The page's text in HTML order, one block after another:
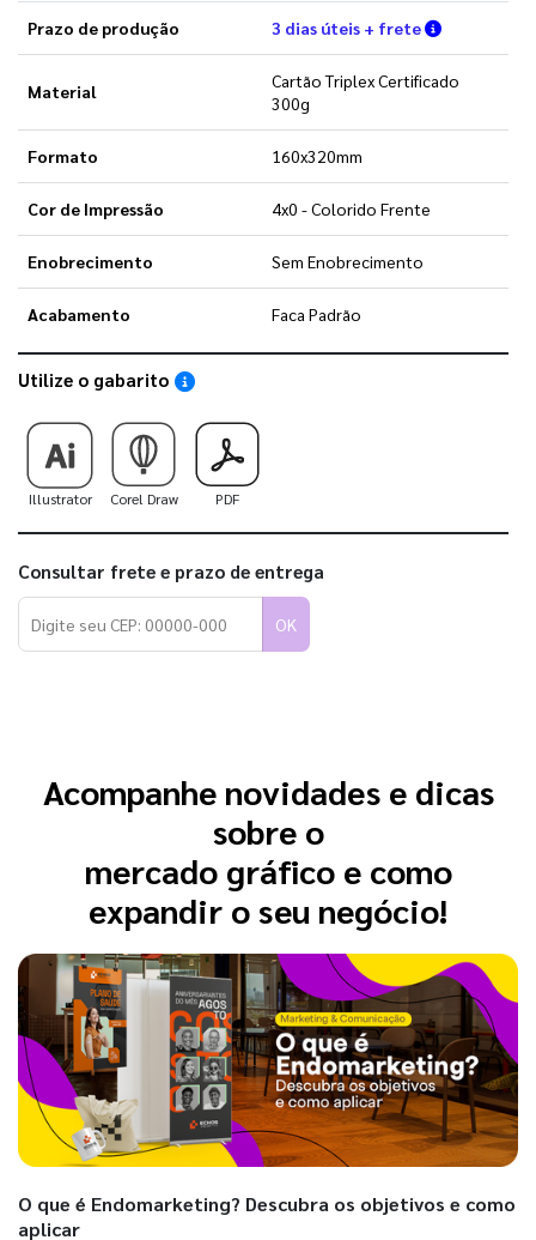
Prazo de produção 3 dias úteis + frete Verifique
Material
Cartão Triplex Certificado
300g
Formato 160x320mm
Cor de Impressão 4x0 - Colorido Frente
Enobrecimento Sem Enobrecimento
Acabamento Faca Padrão
Utilize o gabarito Saiba como utilizar os nossos gabaritos
Illustrator Corel Draw PDF
Consultar frete e prazo de entrega
OK
Acompanhe novidades e dicas
sobre o
mercado gráfico e como
expandir o seu negócio!
O que é Endomarketing? Descubra os objetivos e como
aplicar